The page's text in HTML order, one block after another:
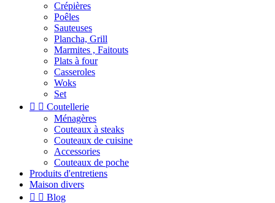
Crépières
Poêles
Sauteuses
Plancha, Grill
Marmites , Faitouts
Plats à four
Casseroles
Woks
Set
  Coutellerie
Ménagères
Couteaux à steaks
Couteaux de cuisine
Accessories
Couteaux de poche
Produits d'entretiens
Maison divers
  Blog